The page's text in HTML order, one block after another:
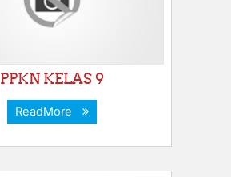
PPKN KELAS 9
ReadMore